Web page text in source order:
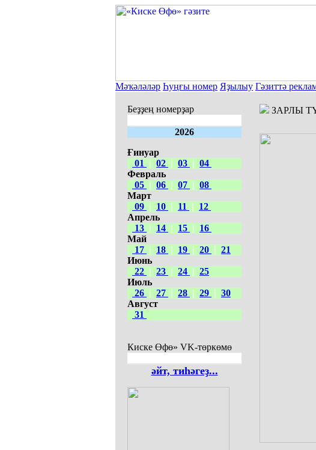
Мәҡәләләр Һуңғы номер Яҙылыу Гәзиттә
Беҙҙең номерҙар
2026
Ғинуар
01
| 02 | 03 | 04
Февраль
05 | 06 | 07 | 08
Март
09 | 10 | 11 |
12
Апрель
13 | 14 | 15 |
16
Май
17 | 18 | 19 | 20 | 21
Июнь
22 | 23 | 24 | 25
Июль
26 | 27 | 28 | 29 | 30
Август
31
Киске Өфө» VK-төркөмө
әйт, тиһәгеҙ...
ЗАРЛЫ